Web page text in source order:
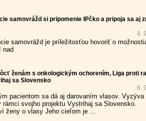
samovrážd si pripomenie IPčko a pripoja sa aj
9.
samovrážd je príležitosťou hovoriť o
nad
ženám s onkologickým ochorením, Liga proti
sa Slovensko
8.
pacientom sa dá aj darovaním vlasov. Vyzýva
rámci svojho projektu Vystrihaj sa Slovensko.
ženy o vlasy Jeho cieľom je ...